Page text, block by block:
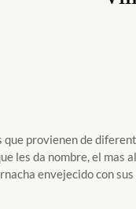
provienen de
les da nombre, el mas
envejecido con